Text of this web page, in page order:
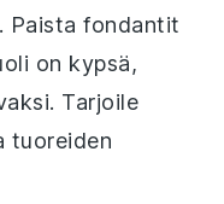
Paistafondantit
on kypsä,
Tarjoile
tuoreiden